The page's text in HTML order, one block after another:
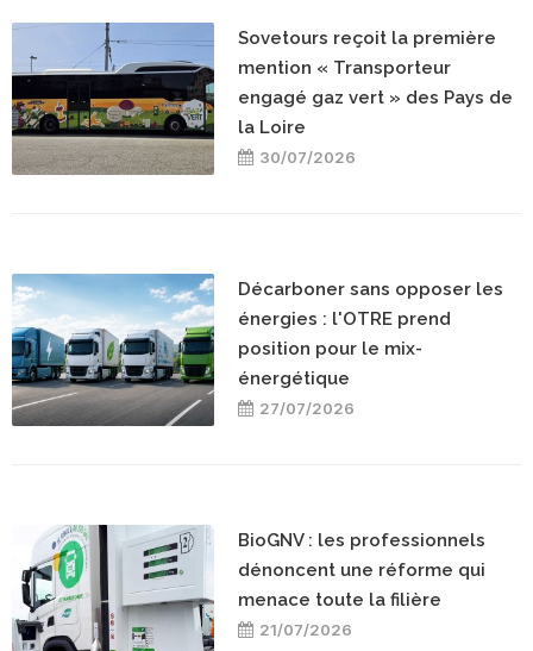
Sovetours reçoit la première
mention « Transporteur
engagé gaz vert » des Pays de
la Loire
30/07/2026
Décarboner sans opposer les
énergies : l'OTRE prend
position pour le mix-
énergétique
27/07/2026
BioGNV : les professionnels
dénoncent une réforme qui
menace toute la filière
21/07/2026